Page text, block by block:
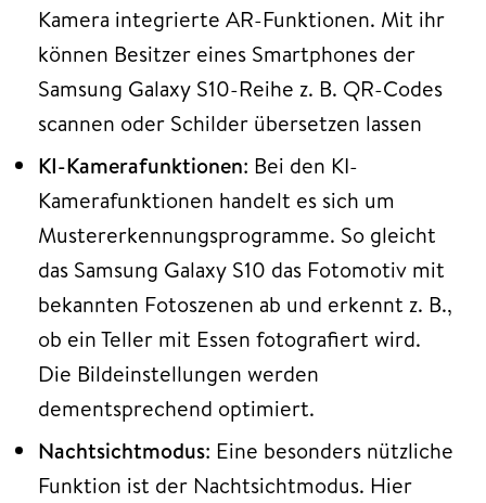
Kamera integrierte AR-Funktionen. Mit ihr
können Besitzer eines Smartphones der
Samsung Galaxy S10-Reihe z. B. QR-Codes
scannen oder Schilder übersetzen lassen
KI-Kamerafunktionen: Bei den KI-
Kamerafunktionen handelt es sich um
Mustererkennungsprogramme. So gleicht
das Samsung Galaxy S10 das Fotomotiv mit
bekannten Fotoszenen ab und erkennt z. B.,
ob ein Teller mit Essen fotografiert wird.
Die Bildeinstellungen werden
dementsprechend optimiert.
Nachtsichtmodus: Eine besonders nützliche
Funktion ist der Nachtsichtmodus. Hier